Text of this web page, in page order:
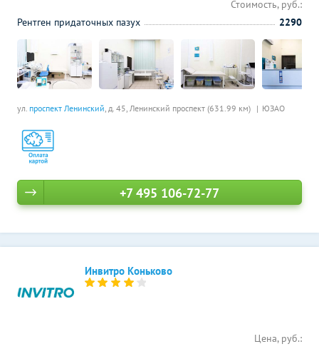
ул. проспект Ленинский, д. 45, Ленинский проспект (631.99 км) ЮЗАО
Стоимость, руб.:
Рентген придаточных пазух
2290
+7 495 106-72-77
Инвитро Коньково
Цена, руб.: